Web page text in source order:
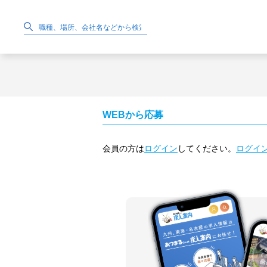
WEBから応募
会員の方はログイン してください。 ログイ